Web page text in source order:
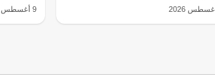
9 أغسطس 2026